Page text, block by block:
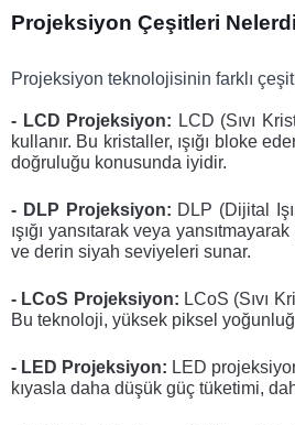
Projeksiyon Çeşitleri
Projeksiyon teknolojisinin farklı
- LCD Projeksiyon: LCD (Sıvı
kullanır. Bu kristaller, ışığı bloke
doğruluğu konusunda iyidir.
- DLP Projeksiyon: DLP (Dijital
ışığı yansıtarak veya
ve derin siyah seviyeleri sunar.
- LCoS Projeksiyon: LCoS (Sıvı
Bu teknoloji, yüksek piksel
- LED Projeksiyon: LED
kıyasla daha düşük güç tüketimi,